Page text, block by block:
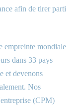
afin de tirer parti
empreinte mondiale
dans 33 pays
et devenons
Nos
(CPM)